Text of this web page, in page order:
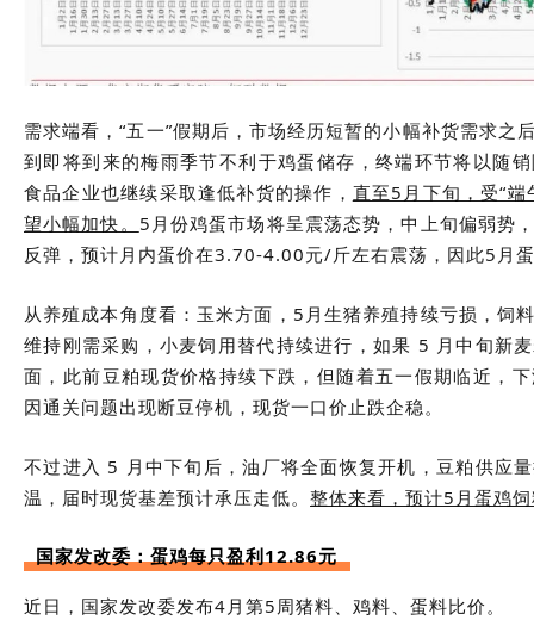
需求端看，“五一”假期后，市场经历短暂的小幅补货需求之
到即将到来的梅雨季节不利于鸡蛋储存，终端环节将以随
食品企业也继续采取逢低补货的操作， 直至5月下旬，受“
望小幅加快。 5月份鸡蛋市场将呈震荡态势，中上旬偏弱势
反弹，预计月内蛋价在3.70-4.00元/斤左右震荡，因此5月
从养殖成本角度看：玉米方面，5月生猪养殖持续亏损，饲
维持刚需采购，小麦饲用替代持续进行，如果 5 月中旬新
面，此前豆粕现货价格持续下跌，但随着五一假期临近，
因通关问题出现断豆停机，现货一口价止跌企稳。
不过进入 5 月中下旬后，油厂将全面恢复开机，豆粕供应
温，届时现货基差预计承压走低。 整体来看，预计5月蛋鸡
国家发改委：蛋鸡每只盈利12.86元
近日，国家发改委发布4月第5周猪料、鸡料、蛋料比价。